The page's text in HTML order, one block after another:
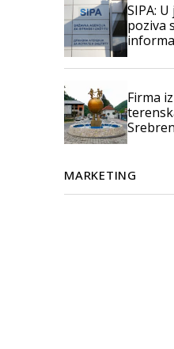
SIPA:
poziva
Firma
MARKETING